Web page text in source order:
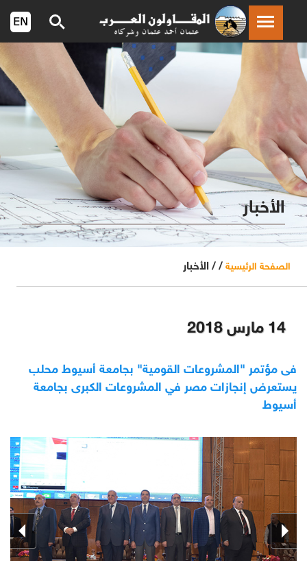
الأخبار
الصفحة الرئيسية / / الأخبار
14 مارس 2018
فى مؤتمر "المشروعات القومية" بجامعة أسيوط محلب
يستعرض إنجازات مصر في المشروعات الكبرى بجامعة
أسيوط